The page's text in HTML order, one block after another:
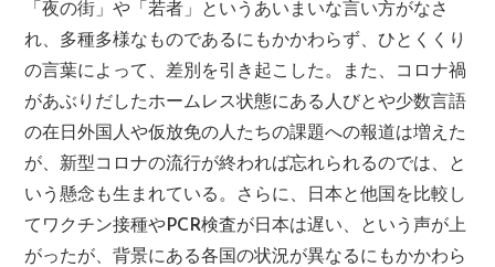
「夜の街」や「若者」というあいまいな言い方がなさ
れ、多種多様なものであるにもかかわらず、ひとくくり
の言葉によって、差別を引き起こした。また、コロナ禍
があぶりだしたホームレス状態にある人びとや少数言語
の在日外国人や仮放免の人たちの課題への報道は増えた
が、新型コロナの流行が終われば忘れられるのでは、と
いう懸念も生まれている。さらに、日本と他国を比較し
てワクチン接種やPCR検査が日本は遅い、という声が上
がったが、背景にある各国の状況が異なるにもかかわら